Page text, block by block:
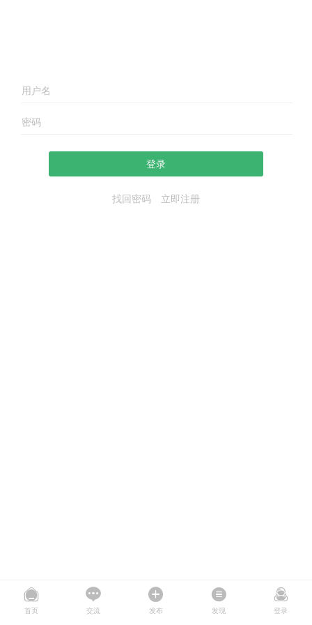
登录
找回密码 立即注册
首页 交流 发布 发现 登录